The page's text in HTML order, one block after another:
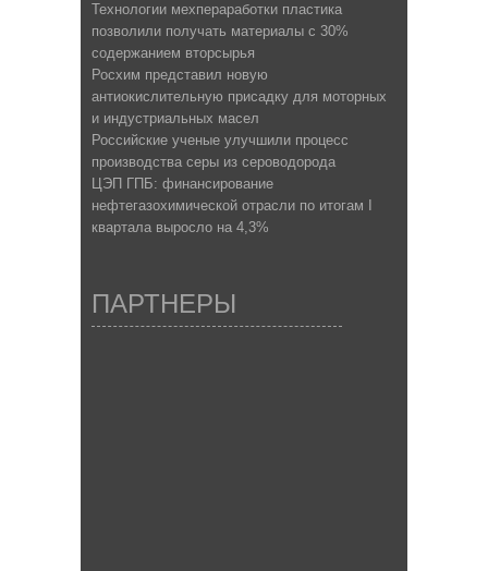
Технологии мехпераработки пластика
позволили получать материалы с 30%
содержанием вторсырья
Росхим представил новую
антиокислительную присадку для моторных
и индустриальных масел
Российские ученые улучшили процесс
производства серы из сероводорода
ЦЭП ГПБ: финансирование
нефтегазохимической отрасли по итогам I
квартала выросло на 4,3%
ПАРТНЕРЫ